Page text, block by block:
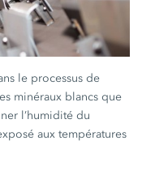
le processus de
minéraux blancs que
l’humidité du
aux températures